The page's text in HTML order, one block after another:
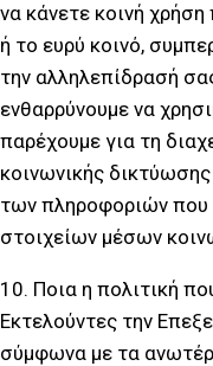
να κάνετε κοινή
ή το ευρύ κοινό,
την αλληλεπίδρασή
ενθαρρύνουμε να
παρέχουμε για τη
κοινωνικής
των πληροφοριών που
στοιχείων μέσων
10. Ποια η πολιτική
Εκτελούντες την
σύμφωνα με τα